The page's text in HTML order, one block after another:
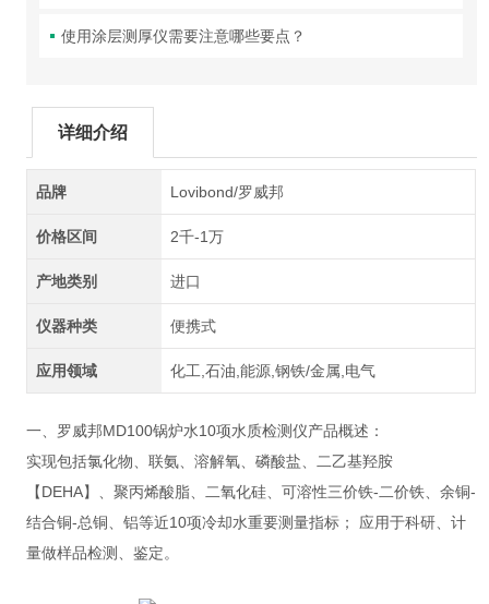
使用涂层测厚仪需要注意哪些要点？
详细介绍
品牌 Lovibond/罗威邦
价格区间 2千-1万
产地类别 进口
仪器种类 便携式
应用领域 化工,石油,能源,钢铁/金属,电气
一、罗威邦MD100锅炉水10项水质检测仪产品概述：
实现包括氯化物、联氨、溶解氧、磷酸盐、二乙基羟胺
【DEHA】、聚丙烯酸脂、二氧化硅、可溶性三价铁-二价铁、余铜-
结合铜-总铜、铝等近10项冷却水重要测量指标； 应用于科研、计
量做样品检测、鉴定。